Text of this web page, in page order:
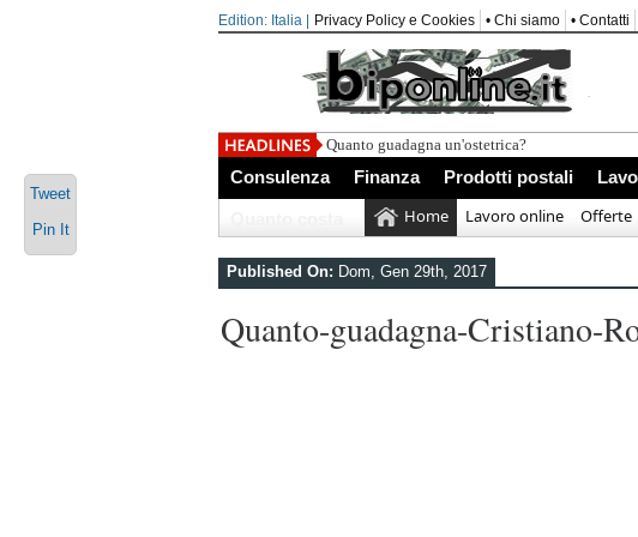
Edition: Italia | Privacy Policy e Cookies • Chi siamo • Contatti
Quanto guadagna un'ostetrica?
Consulenza Finanza Prodotti postali
Home Lavoro online Offerte
Published On: Dom, Gen 29th, 2017
Quanto-guadagna-Cristiano-
Tweet
Pin It